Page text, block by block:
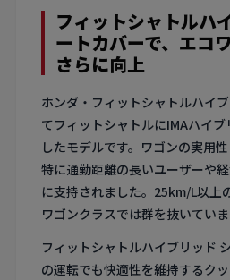
フィットシャトルハ
ートカバーで、エコ
さらに向上
ホンダ・フィットシャトルハイ
てフィットシャトルにIMAハイ
したモデルです。ワゴンの実用
特に通勤距離の長いユーザーや
に支持されました。25km/L以上
ワゴンクラスでは群を抜いていま
フィットシャトルハイブリッド
の運転でも快適性を維持するク